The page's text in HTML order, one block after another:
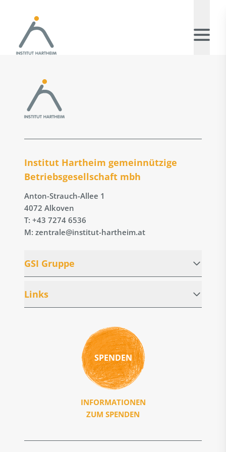
Institut Hartheim gemeinnützige
Betriebs­gesellschaft mbh
Anton-Strauch-Allee 1
4072 Alkoven
T: +43 7274 6536
M: zentrale@institut-hartheim.at
GSI Gruppe
Links
SPENDEN
INFORMATIONEN
ZUM SPENDEN